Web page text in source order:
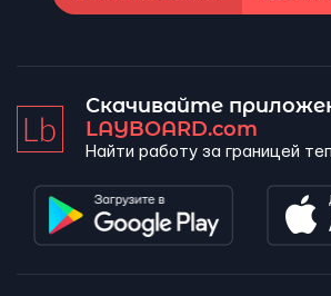
Скачивайте
LAYBOARD.com
Найти работу за границей